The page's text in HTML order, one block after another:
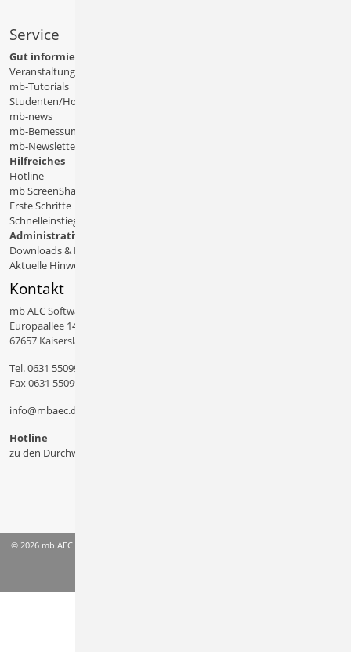
Service
Gut informiert
Veranstaltungen
mb-Tutorials
Studenten/Hochschule
mb-news
mb-Bemessungstafeln
mb-Newsletter
Hilfreiches
Hotline
mb ScreenShare
Erste Schritte
Schnelleinstiege & Doku
Administratives
Downloads & Patches
Aktuelle Hinweise
Kontakt
mb AEC Software GmbH
Europaallee 14
67657 Kaiserslautern
Tel.0631 550999 11
Fax 0631 550999 20
info@mbaec.de
Hotline
zu den Durchwahlen
© 2026 mb AEC Software GmbH